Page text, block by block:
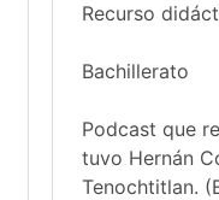
Recurso
Bachillerato
Podcast que
tuvo Hernán
Tenochtitlan.